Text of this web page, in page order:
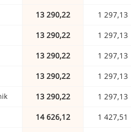
13 290,22 1 297,13
13 290,22 1 297,13
13 290,22 1 297,13
13 290,22 1 297,13
13 290,22 1 297,13
14 626,12 1 427,51